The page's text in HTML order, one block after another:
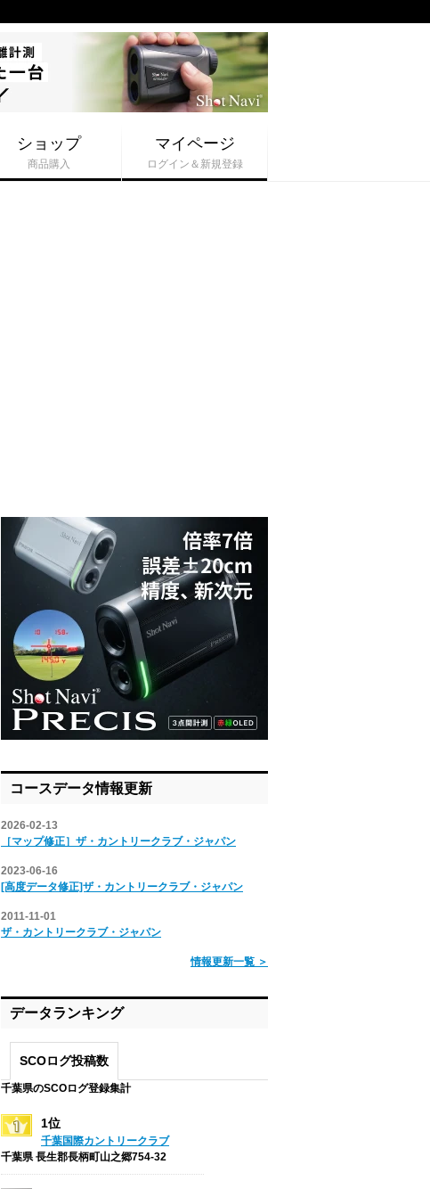
ショップ
商品購入
マイページ
ログイン＆新規登録
コースデータ情報更新
2026-02-13
［マップ修正］ザ・カントリークラブ・ジャパン
2023-06-16
[高度データ修正]ザ・カントリークラブ・ジャパン
2011-11-01
ザ・カントリークラブ・ジャパン
情報更新一覧 ＞
データランキング
SCOログ投稿数
千葉県のSCOログ登録集計
1位
千葉国際カントリークラブ
千葉県 長生郡長柄町山之郷754-32